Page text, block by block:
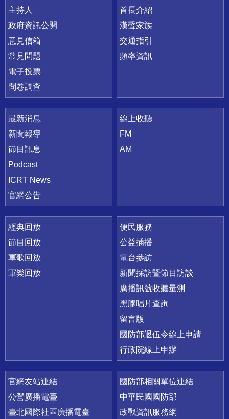
主持人
政府資訊公開
意見信箱
常見問題
電子投票
問卷調查
首長介紹
漢聲家族
交通指引
頻率資訊
最新消息
新聞報導
節目訊息
Podcast
ICRT News
官網公告
線上收聽
FM
AM
經典回放
節目回放
軍歌回放
軍樂回放
便民服務
公益插播
電台參訪
新聞採訪暨節目訪談
廣播訊號收聽量測
黑膠唱片查詢
留言版
國防部退伍令線上申請
行政院線上申辦
官網友站連結
公營廣播電臺
臺北國際社區廣播電臺
國防部相關單位連結
中華民國國防部
政戰資訊服務網